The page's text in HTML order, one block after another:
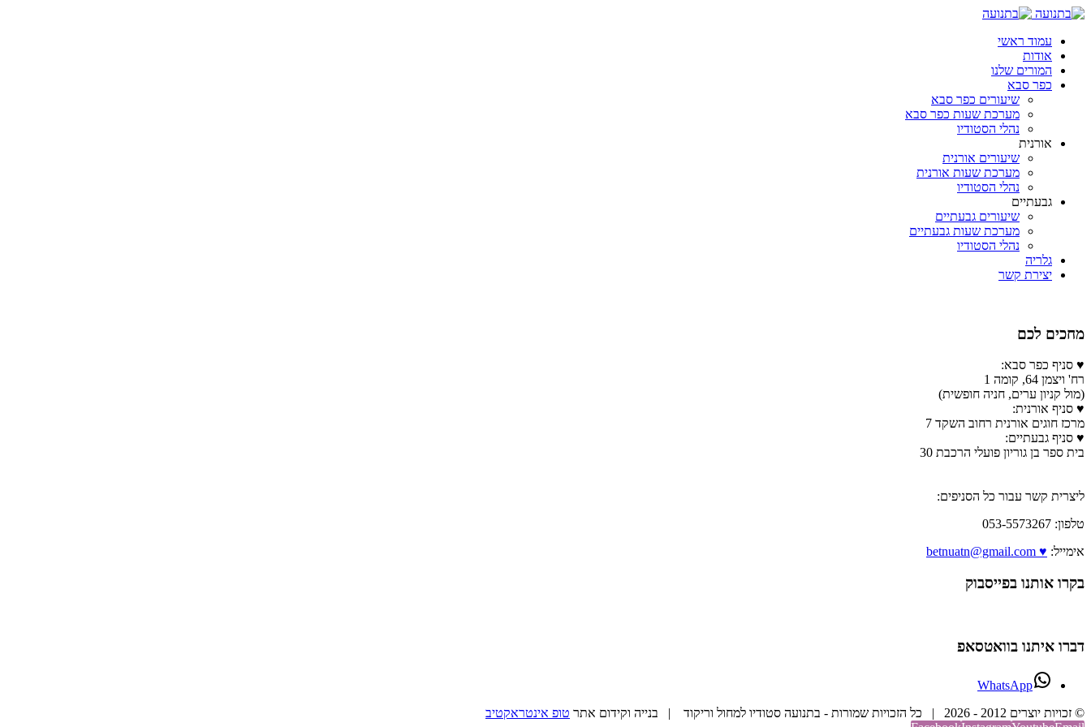
עמוד ראשי
אודות
המורים שלנו
כפר סבא
שיעורים כפר סבא
מערכת שעות כפר סבא
נהלי הסטודיו
אורנית
שיעורים אורנית
מערכת שעות אורנית
נהלי הסטודיו
גבעתיים
שיעורים גבעתיים
מערכת שעות גבעתיים
נהלי הסטודיו
גלריה
יצירת קשר
מחכים לכם
♥ סניף כפר סבא:
רח' ויצמן 64, קומה 1
(מול קניון ערים, חניה חופשית)
♥ סניף אורנית:
מרכז חוגים אורנית רחוב השקד 7
♥ סניף גבעתיים:
בית ספר בן גוריון פועלי הרכבת 30
ליצרית קשר עבור כל הסניפים:
טלפון: 053-5573267
אימייל: ♥ betnuatn@gmail.com
בקרו אותנו בפייסבוק
דברו איתנו בוואטסאפ
WhatsApp
© זכויות יוצרים 2012 -
2026 | כל הזכויות שמורות - בתנועה סטודיו למחול וריקוד | בנייה וקידום אתר
טופ אינטראקטיב